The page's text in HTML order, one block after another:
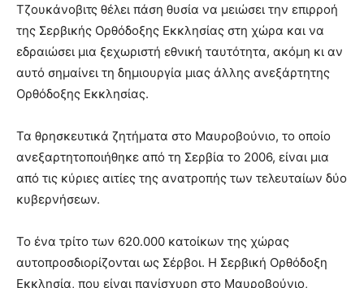
Τζουκάνοβιτς θέλει πάση θυσία να μειώσει την επιρροή
της Σερβικής Ορθόδοξης Εκκλησίας στη χώρα και να
εδραιώσει μια ξεχωριστή εθνική ταυτότητα, ακόμη κι αν
αυτό σημαίνει τη δημιουργία μιας άλλης ανεξάρτητης
Ορθόδοξης Εκκλησίας.
Τα θρησκευτικά ζητήματα στο Μαυροβούνιο, το οποίο
ανεξαρτητοποιήθηκε από τη Σερβία το 2006, είναι μια
από τις κύριες αιτίες της ανατροπής των τελευταίων δύο
κυβερνήσεων.
Το ένα τρίτο των 620.000 κατοίκων της χώρας
αυτοπροσδιορίζονται ως Σέρβοι. Η Σερβική Ορθόδοξη
Εκκλησία, που είναι πανίσχυρη στο Μαυροβούνιο,